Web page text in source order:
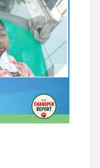
নিশ্চিতকরণে
৪৫ হাজার
আটক